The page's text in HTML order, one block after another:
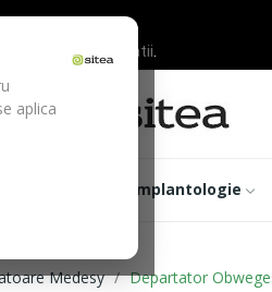
aplica
de efectuarea platii.
Implantologie
Medesy Departator